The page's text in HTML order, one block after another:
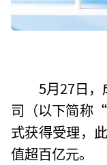
5月27日
司（以下简称
式获得受理，
值超百亿元。